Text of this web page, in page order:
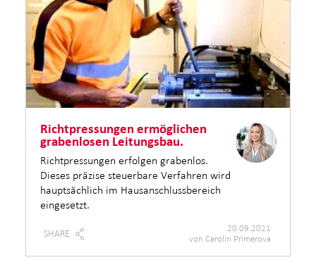
Richtpressungen ermöglichen
grabenlosen Leitungsbau.
Richtpressungen erfolgen grabenlos.
Dieses präzise steuerbare Verfahren wird
hauptsächlich im Hausanschlussbereich
eingesetzt.
SHARE
20.09.2021
von Carolin Primerova